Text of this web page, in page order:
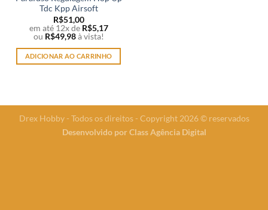
Tdc Kpp Airsoft
R$51,00
em até 12x de R$5,17
ou R$49,98 à vista!
ADICIONAR AO CARRINHO
Drex Hobby - Todos os direitos - Copyright 2026 © reservados
Desenvolvido porClass Agência Digital